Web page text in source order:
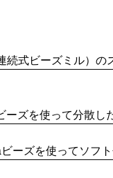
続式ビーズミル）の
ズを使って分散し
ーズを使ってソフ